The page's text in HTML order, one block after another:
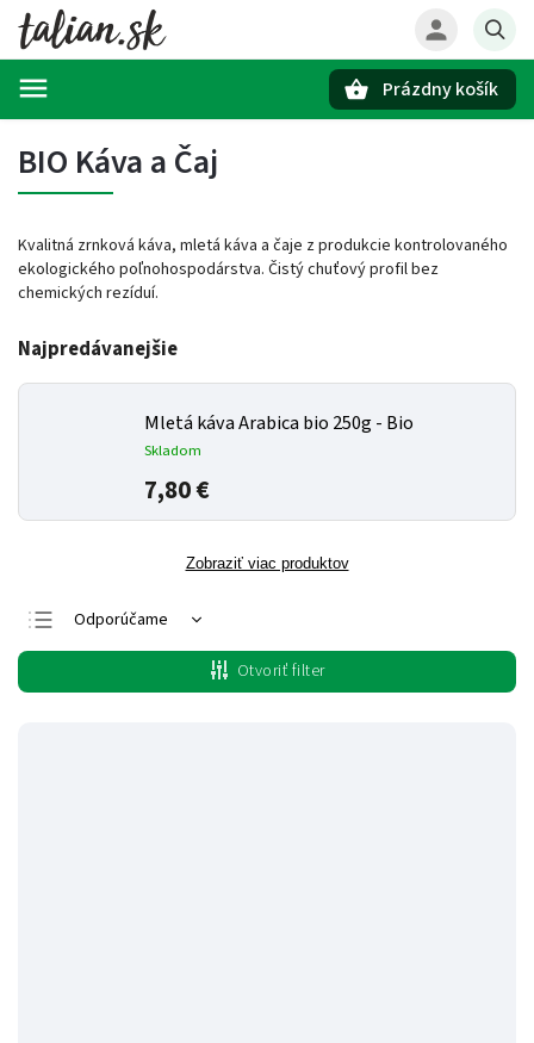
Prázdny košík
BIO Káva a Čaj
Kvalitná zrnková káva, mletá káva a čaje z produkcie kontrolovaného
ekologického poľnohospodárstva. Čistý chuťový profil bez
chemických rezíduí.
Najpredávanejšie
Mletá káva Arabica bio 250g - Bio
Skladom
7,80 €
Zobraziť viac produktov
Odporúčame
Najlacnejšie
Najdrahšie
Otvoriť filter